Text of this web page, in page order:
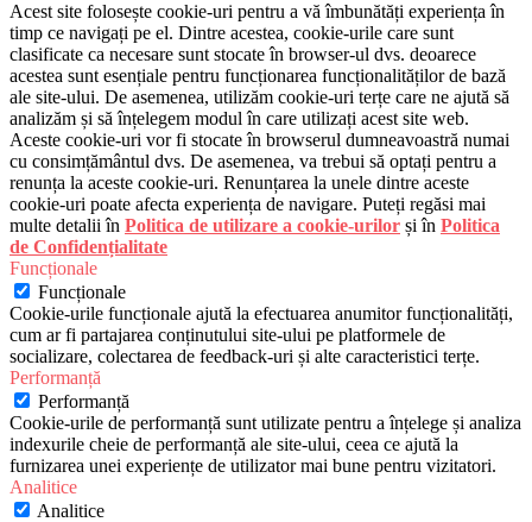
Acest site folosește cookie-uri pentru a vă îmbunătăți experiența în
timp ce navigați pe el. Dintre acestea, cookie-urile care sunt
clasificate ca necesare sunt stocate în browser-ul dvs. deoarece
acestea sunt esențiale pentru funcționarea funcționalităților de bază
ale site-ului. De asemenea, utilizăm cookie-uri terțe care ne ajută să
analizăm și să înțelegem modul în care utilizați acest site web.
Aceste cookie-uri vor fi stocate în browserul dumneavoastră numai
cu consimțământul dvs. De asemenea, va trebui să optați pentru a
renunța la aceste cookie-uri. Renunțarea la unele dintre aceste
cookie-uri poate afecta experiența de navigare. Puteți regăsi mai
multe detalii în Politica de utilizare a cookie-urilor și în Politica
de Confidențialitate
Funcționale
Funcționale
Cookie-urile funcționale ajută la efectuarea anumitor funcționalități,
cum ar fi partajarea conținutului site-ului pe platformele de
socializare, colectarea de feedback-uri și alte caracteristici terțe.
Performanță
Performanță
Cookie-urile de performanță sunt utilizate pentru a înțelege și analiza
indexurile cheie de performanță ale site-ului, ceea ce ajută la
furnizarea unei experiențe de utilizator mai bune pentru vizitatori.
Analitice
Analitice